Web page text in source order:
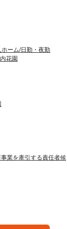
ーム/日勤・夜勤
花園
業を牽引する責任者候